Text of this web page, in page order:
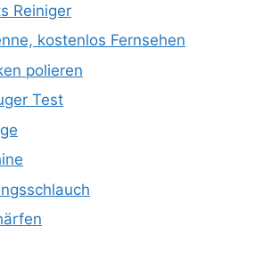
Reiniger
kostenlos Fernsehen
polieren
Test